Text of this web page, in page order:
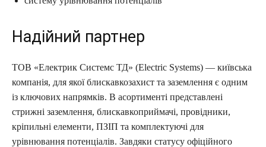
Надійний партнер
ТОВ «Електрик Системс ТД» (Electric Systems) — київська
компанія, для якої блискавкозахист та заземлення є одним
із ключових напрямків. В асортименті представлені
стрижні заземлення, блискавкоприймачі, провідники,
кріпильні елементи, ПЗІП та комплектуючі для
урівнювання потенціалів. Завдяки статусу офіційного